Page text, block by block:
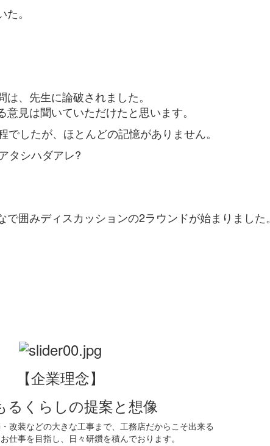
。
、先生に論破されました。
見は聞いていただけたと思います。
したが、ほとんどの記憶がありません。
タシハダアレ?
囲みディスカッションの2ラウンドが始まりました。
【企業理念】
るくらしの提案と想像
改装などの大きな工事まで、工務店だからこそ出来る
仕事を目指し、日々研鑽を積んでおります。